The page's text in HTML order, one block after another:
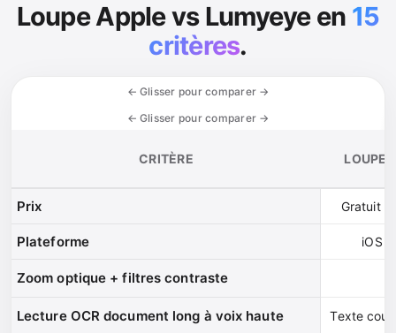
Loupe Apple vs Lumyeye en 15
critères.
CRITÈRE LOUPE
Prix Gratuit
Plateforme iOS /
Zoom optique + filtres contraste
Lecture OCR document long à voix haute Texte